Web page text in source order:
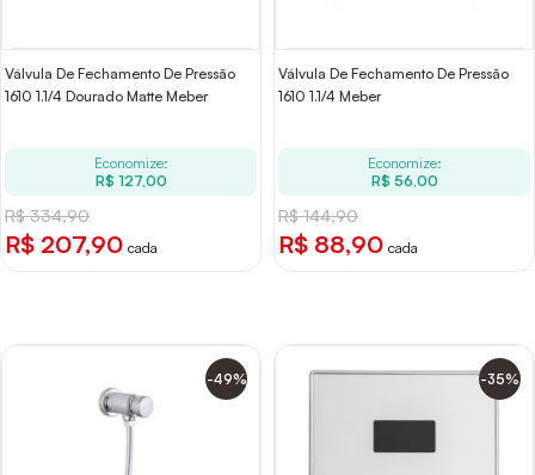
Válvula De Fechamento De Pressão
1610 1.1/4 Dourado Matte Meber
Economize:
R$ 127,00
R$ 334,90
R$ 207,90 cada
Válvula De Fechamento De Pressão
1610 1.1/4 Meber
Economize:
R$ 56,00
R$ 144,90
R$ 88,90 cada
-49% -35%